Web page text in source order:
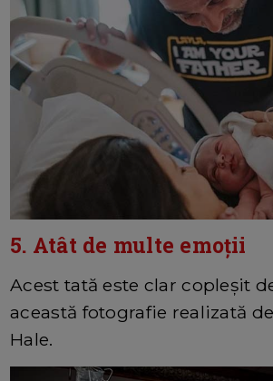
5. Atât de multe emoții
Acest tată este clar copleșit
această fotografie realizată
Hale.